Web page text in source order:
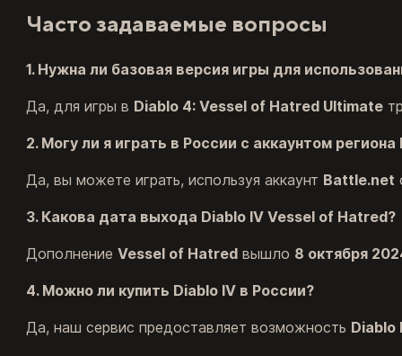
Часто задаваемые вопросы
1. Нужна ли базовая версия игры для
Да, для игры в Diablo 4: Vessel of Hatred Ultimate
2. Могу ли я играть в России с аккаунтом региона
Да, вы можете играть, используя аккаунт Battle.net
3. Какова дата выхода Diablo IV Vessel of Hatred?
ДополнениеVessel of Hatred вышло 8 октября
4. Можно ли купить Diablo IV в России?
Да, наш сервис предоставляет возможность Diablo